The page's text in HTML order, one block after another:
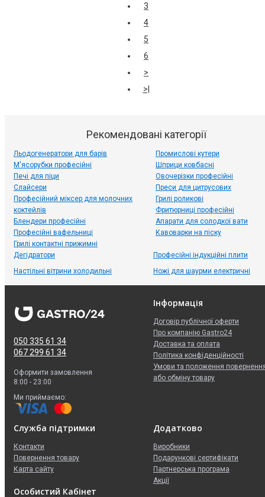
3
4
5
6
>
>|
Рекомендовані категорії
Льодогенератори для барів
М'ясорубки професійні
Печі для піци
Слайсери
Промислові кутери
Шприци ковбасні
Овочерізки професійні
Преси для цитрусових
Професійний міксер для молочних
коктейлів
Блендери професійні
Професійні вафельниці
Грилі контактні прижимні
Грилі роликові
Фритюрниці професійні
Апарати для солодкої вати
Кавоварки на піску
Дегідратори
Настільні вітрини холодильні
Професійні індукційні плити
Ножі для шаурми електричні
050 335 61 34
067 299 61 34
Оформити замовлення
8:00 - 23:00
Ми приймаємо:
Інформація
Договір публічної оферти
Про компанію Gastro24
Доставка та оплата
Політика конфіденційності
Умови та положення
або обміну товару
Служба підтримки
Контакти
Повернення товару
Карта сайту
Додатково
Виробники
Подарункові сертифікати
Партнерська програма
Акції
Особистий Кабінет